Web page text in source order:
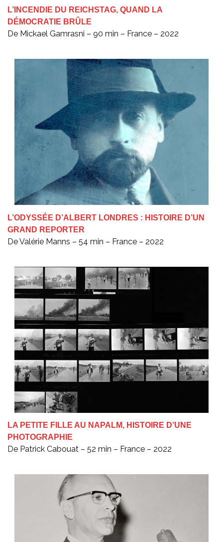
L’INCENDIE DU REICHSTAG, QUAND LA
DÉMOCRATIE BRÛLE
De Mickael Gamrasni – 90 min – France – 2022
L’ODYSSÉE D’ALBERT LONDRES : HISTOIRE D’UN
GRAND REPORTER
De Valérie Manns – 54 min – France – 2022
LA PETITE FILLE AU NAPALM, HISTOIRE D’UNE
PHOTOGRAPHIE
De Patrick Cabouat – 52 min – France – 2022